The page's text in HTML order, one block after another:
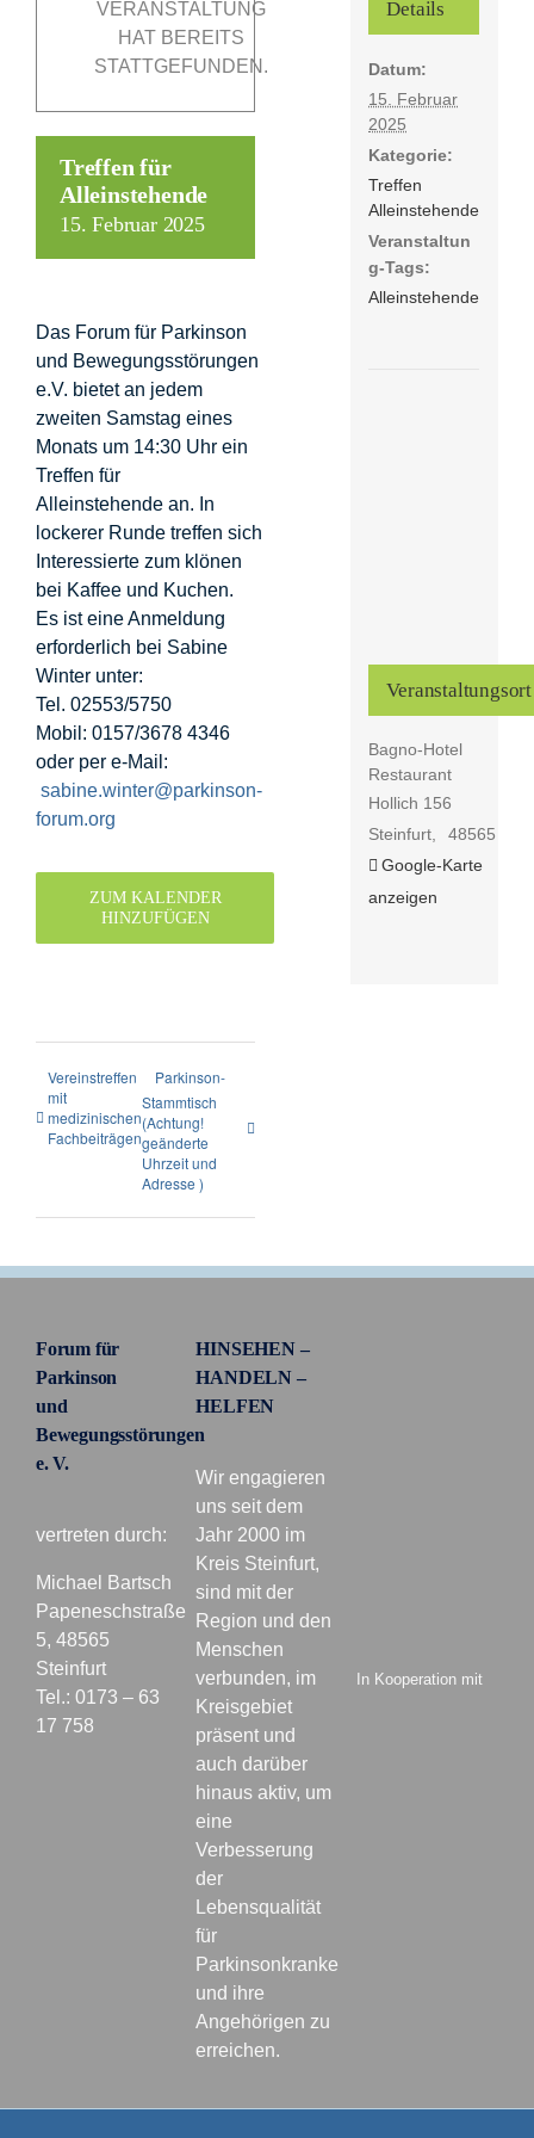
Förderer
VERANSTALTUNG
HAT BEREITS
STATTGEFUNDEN.
Treffen für
Alleinstehende
15. Februar 2025
Das Forum für Parkinson
und Bewegungsstörungen
e.V. bietet an jedem
zweiten Samstag eines
Monats um 14:30 Uhr ein
Treffen für
Alleinstehende an. In
lockerer Runde treffen sich
Interessierte zum klönen
bei Kaffee und Kuchen.
Es ist eine Anmeldung
erforderlich bei Sabine
Winter unter:
Tel. 02553/5750
Mobil: 0157/3678 4346
oder per e-Mail:
sabine.winter@parkinson-
forum.org
ZUM KALENDER
HINZUFÜGEN
Vereinstreffen
mit
medizinischen
Fachbeiträgen
Parkinson-
Stammtisch
(Achtung!
geänderte
Uhrzeit und
Adresse )
Details
Datum:
15. Februar
2025
Kategorie:
Treffen
Alleinstehende
Veranstaltun
g-Tags:
Alleinstehende
Veranstaltungsort
Bagno-Hotel
Restaurant
Hollich 156
Steinfurt
48565
Google-Karte
anzeigen
Forum für
Parkinson
und
Bewegungsstörungen
e. V.
vertreten durch:
Michael Bartsch
Papeneschstraße
5, 48565
Steinfurt
Tel.: 0173 – 63
17 758
HINSEHEN –
HANDELN –
HELFEN
Wir engagieren
uns seit dem
Jahr 2000 im
Kreis Steinfurt,
sind mit der
Region und den
Menschen
verbunden, im
Kreisgebiet
präsent und
auch darüber
hinaus aktiv, um
eine
Verbesserung
der
Lebensqualität
für
Parkinsonkranke
und ihre
Angehörigen zu
erreichen.
In Kooperation mit